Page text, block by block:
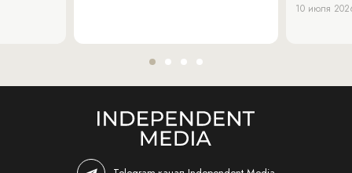
10 июля